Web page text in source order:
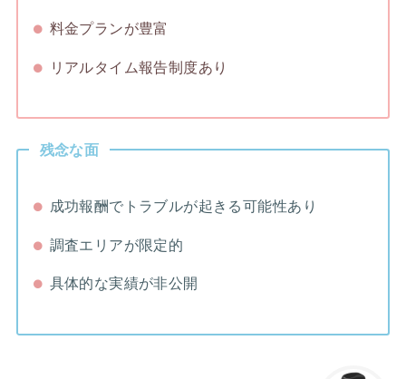
料金プランが豊富
リアルタイム報告制度あり
残念な面
成功報酬でトラブルが起きる可能性あり
調査エリアが限定的
具体的な実績が非公開